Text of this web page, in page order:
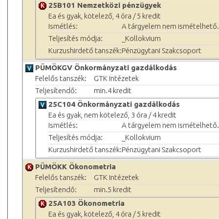
25B101 Nemzetközi pénzügyek
Ea és gyak, kötelező, 4 óra / 5 kredit
Ismétlés:
A tárgyelem nem ismételhető.
Teljesítés módja:
_Kollokvium
Kurzushirdető tanszék:Pénzügytani Szakcsoport
PÜMÖKGV Önkormányzati gazdálkodás
Felelős tanszék:
GTK Intézetek
Teljesítendő:
min.4 kredit
25C104 Önkormányzati gazdálkodás
Ea és gyak, nem kötelező, 3 óra / 4 kredit
Ismétlés:
A tárgyelem nem ismételhető.
Teljesítés módja:
_Kollokvium
Kurzushirdető tanszék:Pénzügytani Szakcsoport
PÜMÖKK Ökonometria
Felelős tanszék:
GTK Intézetek
Teljesítendő:
min.5 kredit
25A103 Ökonometria
Ea és gyak, kötelező, 4 óra / 5 kredit